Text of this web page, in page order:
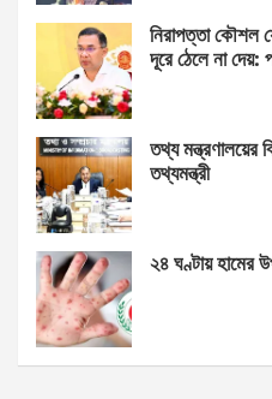
নিরাপত্তা কৌশল
দূরে ঠেলে না দেয়:
তথ্য মন্ত্রণালয়ের
তথ্যমন্ত্রী
২৪ ঘণ্টায় হামের